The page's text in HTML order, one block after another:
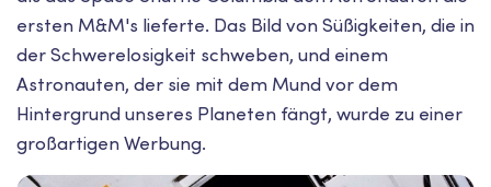
ersten M&M's lieferte. Das Bild von Süßigkeiten, die in
der Schwerelosigkeit schweben, und einem
Astronauten, der sie mit dem Mund vor dem
Hintergrund unseres Planeten fängt, wurde zu einer
großartigen Werbung.